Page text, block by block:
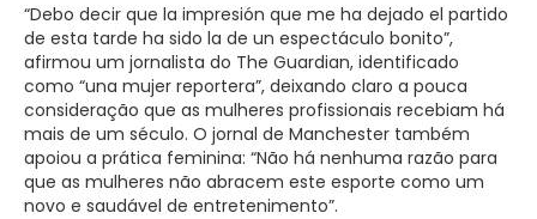
“Debo decir que la impresión que me ha dejado el partido
de esta tarde ha sido la de un espectáculo bonito”,
afirmou um jornalista do The Guardian, identificado
como “una mujer reportera”, deixando claro a pouca
consideração que as mulheres profissionais recebiam há
mais de um século. O jornal de Manchester também
apoiou a prática feminina: “Não há nenhuma razão para
que as mulheres não abracem este esporte como um
novo e saudável de entretenimento”.